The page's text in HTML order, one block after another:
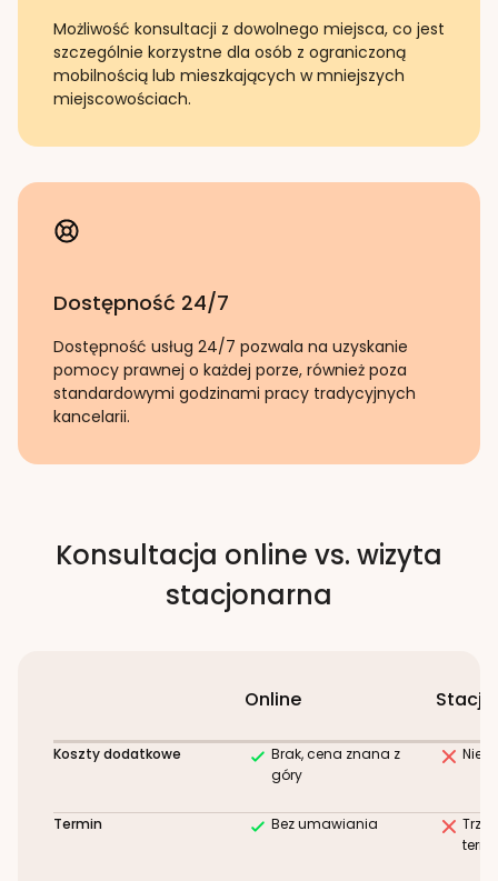
Możliwość konsultacji z dowolnego miejsca, co jest
szczególnie korzystne dla osób z ograniczoną
mobilnością lub mieszkających w mniejszych
miejscowościach.
Dostępność 24/7
Dostępność usług 24/7 pozwala na uzyskanie
pomocy prawnej o każdej porze, również poza
standardowymi godzinami pracy tradycyjnych
kancelarii.
Konsultacja online vs. wizyta
stacjonarna
Online
Koszty dodatkowe
Brak, cena znana z
góry
Termin Bez umawiania